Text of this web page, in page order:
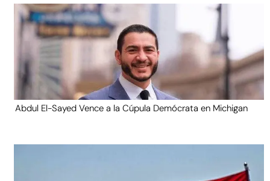
Abdul El-Sayed Vence a la Cúpula Demócrata en Michigan